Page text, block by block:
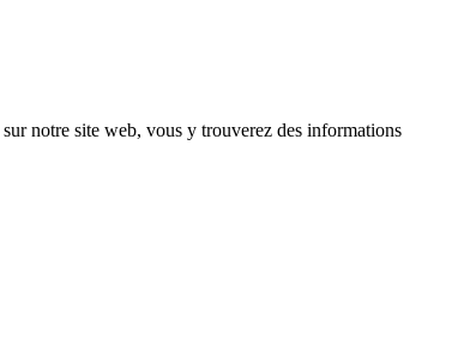
sur notre site web, vous y trouverez des informations